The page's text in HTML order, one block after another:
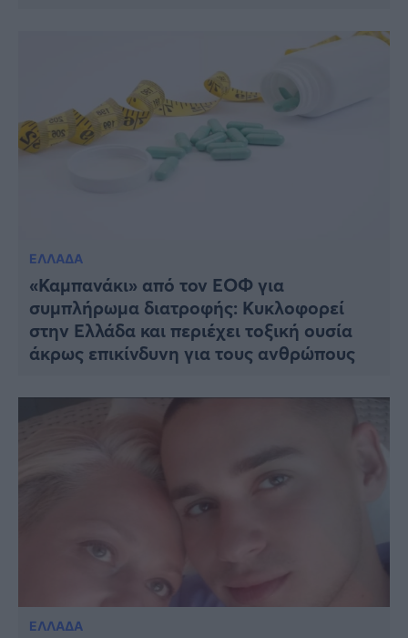
ΕΛΛΑΔΑ
«Καμπανάκι» από τον ΕΟΦ για
συμπλήρωμα διατροφής: Κυκλοφορεί
στην Ελλάδα και περιέχει τοξική ουσία
άκρως επικίνδυνη για τους ανθρώπους
ΕΛΛΑΔΑ